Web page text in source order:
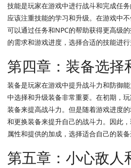
技能是玩家在游戏中进行战斗和完成任
应该注重技能的学习和升级。在游戏中
可以通过任务和NPC的帮助获得更高级
的需求和游戏进度，选择合适的技能进行
第四章：装备选择
装备是玩家在游戏中提升战斗力和防御
中选择和升级装备非常重要。在初期，
装备来提高战斗力。但是随着游戏进度
和更换装备来提升自己的战斗力。因此
属性和提供的加成，选择适合自己的装备
第五章：小心敌人